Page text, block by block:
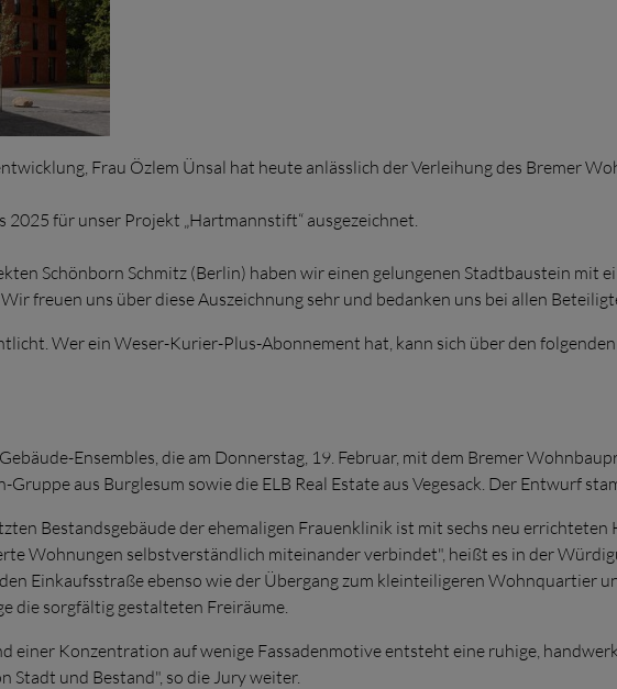
Frau Özlem Ünsal hat heute anlässlich der Verleihung des Bremer
für unser Projekt „Hartmannstift“ ausgezeichnet.
Schönborn Schmitz (Berlin) haben wir einen gelungenen Stadtbaustein
freuen uns über diese Auszeichnung sehr und bedanken uns bei allen
Wer ein Weser-Kurier-Plus-Abonnement hat, kann sich über den
Ensembles, die am Donnerstag, 19. Februar, mit dem Bremer
aus Burglesum sowie die ELB Real Estate aus Vegesack. Der Entwurf
Bestandsgebäude der ehemaligen Frauenklinik ist mit sechs neu
Wohnungen selbstverständlich miteinander verbindet", heißt es in der
Einkaufsstraße ebenso wie der Übergang zum kleinteiligeren Wohnquartier
die sorgfältig gestalteten Freiräume.
Konzentration auf wenige Fassadenmotive entsteht eine ruhige,
und Bestand", so die Jury weiter.